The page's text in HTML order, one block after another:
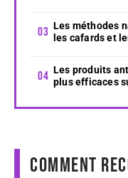
Les méthodes
les cafards et
Les produits
plus efficaces
Comment